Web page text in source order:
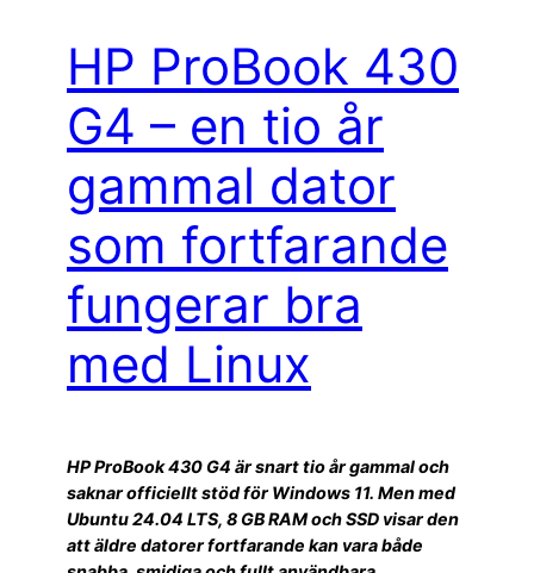
HP ProBook 430
G4 – en tio år
gammal dator
som fortfarande
fungerar bra
med Linux
HP ProBook 430 G4 är snart tio år gammal och
saknar officiellt stöd för Windows 11. Men med
Ubuntu 24.04 LTS, 8 GB RAM och SSD visar den
att äldre datorer fortfarande kan vara både